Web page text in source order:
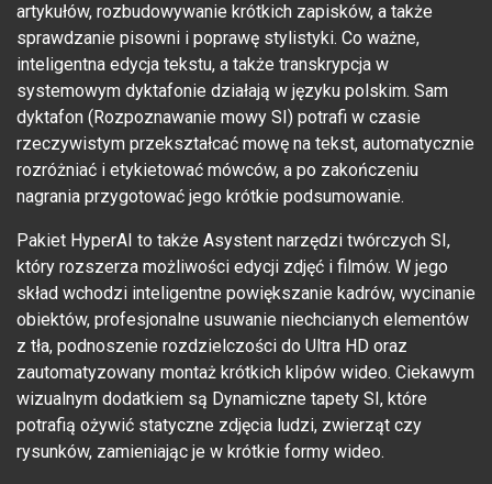
artykułów, rozbudowywanie krótkich zapisków, a także
sprawdzanie pisowni i poprawę stylistyki. Co ważne,
inteligentna edycja tekstu, a także transkrypcja w
systemowym dyktafonie działają w języku polskim. Sam
dyktafon (Rozpoznawanie mowy SI) potrafi w czasie
rzeczywistym przekształcać mowę na tekst, automatycznie
rozróżniać i etykietować mówców, a po zakończeniu
nagrania przygotować jego krótkie podsumowanie.
Pakiet HyperAI to także Asystent narzędzi twórczych SI,
który rozszerza możliwości edycji zdjęć i filmów. W jego
skład wchodzi inteligentne powiększanie kadrów, wycinanie
obiektów, profesjonalne usuwanie niechcianych elementów
z tła, podnoszenie rozdzielczości do Ultra HD oraz
zautomatyzowany montaż krótkich klipów wideo. Ciekawym
wizualnym dodatkiem są Dynamiczne tapety SI, które
potrafią ożywić statyczne zdjęcia ludzi, zwierząt czy
rysunków, zamieniając je w krótkie formy wideo.